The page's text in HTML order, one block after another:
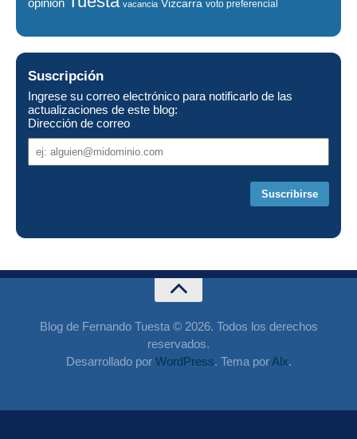
opinion
vacancia Vizcarra voto preferencial
Suscripción
Ingrese su correo electrónico para notificarlo de las
actualizaciones de este blog:
Dirección de correo
Dirección
de
Blog de Fernando Tuesta © 2026. Todos los derechos
reservados.
Desarrollado por WordPress. Tema porAlx.